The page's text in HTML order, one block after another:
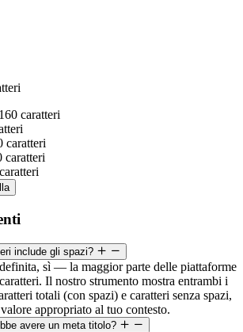
caratteri
caratteri
caratteri
include gli spazi?
sì — la maggior parte delle piattaforme
Il nostro strumento mostra entrambi i
totali (con spazi) e caratteri senza spazi,
appropriato al tuo contesto.
avere un meta titolo?